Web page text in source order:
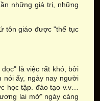
những giá trị, những
tôn giáo được "thế tục
là việc rất khó, bởi
nói ấy, ngày nay người
học tập. đào tạo v.v…
lai mở" ngày càng